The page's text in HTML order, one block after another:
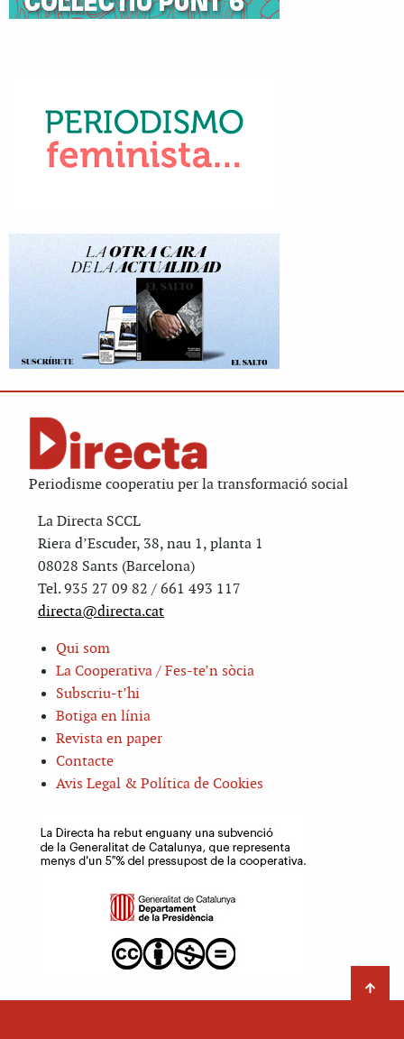
Periodisme cooperatiu per la transformació social
La Directa SCCL
Riera d’Escuder, 38, nau 1, planta 1
08028 Sants (Barcelona)
Tel. 935 27 09 82 / 661 493 117
directa@directa.cat
Qui som
La Cooperativa / Fes-te’n sòcia
Subscriu-t’hi
Botiga en línia
Revista en paper
Contacte
Avis Legal & Política de Cookies